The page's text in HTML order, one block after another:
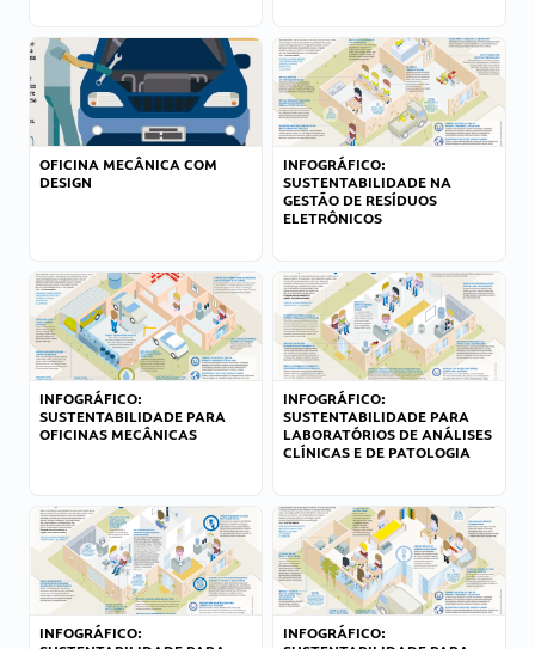
OFICINA MECÂNICA COM
DESIGN
INFOGRÁFICO:
SUSTENTABILIDADE NA
GESTÃO DE RESÍDUOS
ELETRÔNICOS
INFOGRÁFICO:
SUSTENTABILIDADE PARA
OFICINAS MECÂNICAS
INFOGRÁFICO:
SUSTENTABILIDADE PARA
LABORATÓRIOS DE ANÁLISES
CLÍNICAS E DE PATOLOGIA
INFOGRÁFICO:
INFOGRÁFICO: